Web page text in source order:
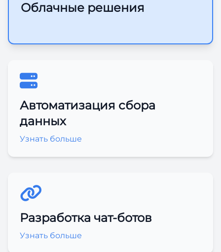
Облачные решения
Автоматизация сбора
данных
Узнать больше
Разработка чат-ботов
Узнать больше